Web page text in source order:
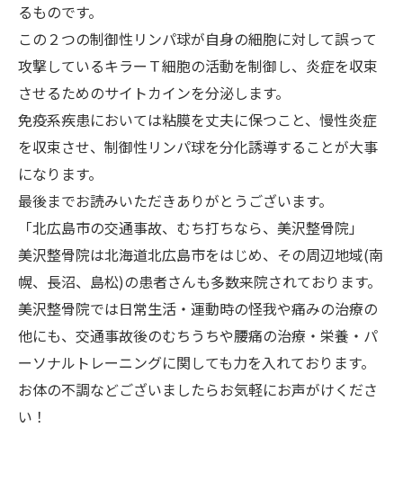
るものです。
この２つの制御性リンパ球が自身の細胞に対して誤って
攻撃しているキラーＴ細胞の活動を制御し、炎症を収束
させるためのサイトカインを分泌します。
免疫系疾患においては粘膜を丈夫に保つこと、慢性炎症
を収束させ、制御性リンパ球を分化誘導することが大事
になります。
最後までお読みいただきありがとうございます。
「北広島市の交通事故、むち打ちなら、美沢整骨院」
美沢整骨院は北海道北広島市をはじめ、その周辺地域(南
幌、長沼、島松)の患者さんも多数来院されております。
美沢整骨院では日常生活・運動時の怪我や痛みの治療の
他にも、交通事故後のむちうちや腰痛の治療・栄養・パ
ーソナルトレーニングに関しても力を入れております。
お体の不調などございましたらお気軽にお声がけくださ
い！